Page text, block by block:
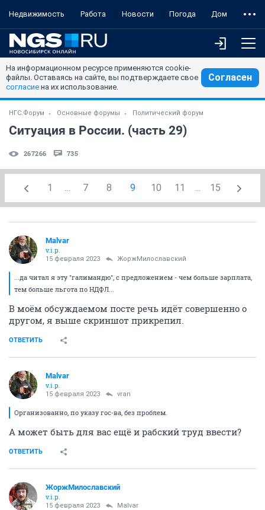
Недвижимость Работа Новости Погода Дом
На информационном ресурсе применяются cookie-
файлы. Оставаясь на сайте, вы подтверждаете свое
согласие на их использование.
Согласен
НГС.Форум Основные форумы Политический форум
Ситуация в России. (часть 29)
267266 735
1 ... 7 8 9 10 11 ... 15
Malvar
v.i.p.
15 февраля 2023 ЖоржМилославский
...да читал я эту "галимандю", с предложением - чем больше зарплата,
тем больше льгота по НДФЛ...
В моём обсуждаемом посте речь идёт совершенно о
другом, я выше скриншот прикрепил.
ОТВЕТИТЬ
Malvar
v.i.p.
15 февраля 2023 vran
Организованно, по указу гос-ва, без проблем.
А может быть для вас ещё и рабский труд ввести?
ОТВЕТИТЬ
ЖоржМилославский
v.i.p.
15 февраля 2023 Malvar